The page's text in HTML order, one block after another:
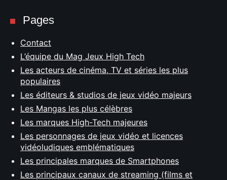
Pages
Contact
L’équipe du Mag Jeux High Tech
Les acteurs de cinéma, TV et séries les plus
populaires
Les éditeurs & studios de jeux vidéo majeurs
Les Mangas les plus célèbres
Les marques High-Tech majeures
Les personnages de jeux vidéo et licences
vidéoludiques emblématiques
Les principales marques de Smartphones
Les principaux canaux de streaming (films et